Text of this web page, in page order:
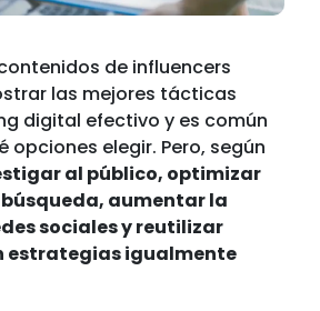
de influencers
las mejores tácticas
digital efectivo y es común
opciones elegir. Pero, según
al público, optimizar
aumentar la
sociales y reutilizar
estrategias igualmente